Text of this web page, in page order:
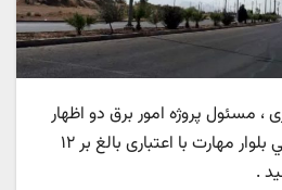
مسئول پروژه امور برق دو اظهار
کرد: پروژه تامين روشنايي بلوار مهارت با اعتباری بالغ بر ۱۲
.